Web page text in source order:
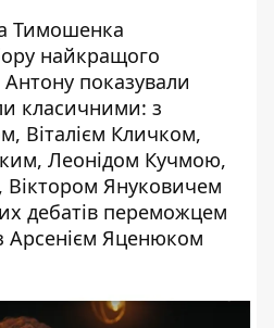
Тимошенка
найкращого
показували
класичними: з
Віталієм Кличком,
Леонідом Кучмою,
Януковичем
дебатів переможцем
Арсенієм Яценюком